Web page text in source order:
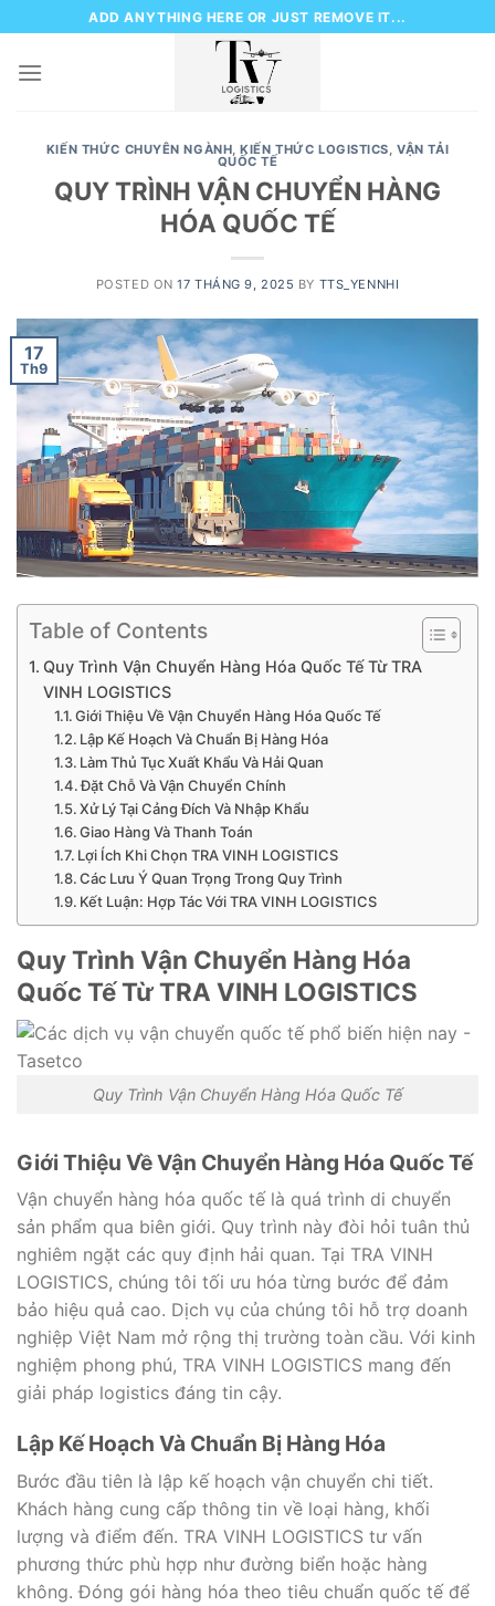
to
content
ADD ANYTHING HERE OR JUST REMOVE IT...
KIẾN THỨC CHUYÊN NGÀNH,KIẾN THỨC LOGISTICS,VẬN TẢI
QUỐC TẾ
QUY TRÌNH VẬN CHUYỂN HÀNG
HÓA QUỐC TẾ
POSTED ON17 THÁNG 9, 2025 BY TTS_YENNHI
17
Th9
Table of Contents
Quy Trình Vận Chuyển Hàng Hóa Quốc Tế Từ TRA
VINH LOGISTICS
Giới Thiệu Về Vận Chuyển Hàng Hóa Quốc Tế
Lập Kế Hoạch Và Chuẩn Bị Hàng Hóa
Làm Thủ Tục Xuất Khẩu Và Hải Quan
Đặt Chỗ Và Vận Chuyển Chính
Xử Lý Tại Cảng Đích Và Nhập Khẩu
Giao Hàng Và Thanh Toán
Lợi Ích Khi Chọn TRA VINH LOGISTICS
Các Lưu Ý Quan Trọng Trong Quy Trình
Kết Luận: Hợp Tác Với TRA VINH LOGISTICS
Quy Trình Vận Chuyển Hàng Hóa
Quốc Tế Từ TRA VINH LOGISTICS
Quy Trình Vận Chuyển Hàng Hóa Quốc Tế
Giới Thiệu Về Vận Chuyển Hàng Hóa Quốc Tế
Vận chuyển hàng hóa quốc tế là quá trình di chuyển
sản phẩm qua biên giới. Quy trình này đòi hỏi tuân thủ
nghiêm ngặt các quy định hải quan. Tại TRA VINH
LOGISTICS, chúng tôi tối ưu hóa từng bước để đảm
bảo hiệu quả cao. Dịch vụ của chúng tôi hỗ trợ doanh
nghiệp Việt Nam mở rộng thị trường toàn cầu. Với kinh
nghiệm phong phú, TRA VINH LOGISTICS mang đến
giải pháp logistics đáng tin cậy.
Lập Kế Hoạch Và Chuẩn Bị Hàng Hóa
Bước đầu tiên là lập kế hoạch vận chuyển chi tiết.
Khách hàng cung cấp thông tin về loại hàng, khối
lượng và điểm đến. TRA VINH LOGISTICS tư vấn
phương thức phù hợp như đường biển hoặc hàng
không. Đóng gói hàng hóa theo tiêu chuẩn quốc tế để